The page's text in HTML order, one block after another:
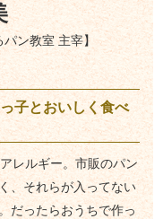
ン教室 主宰】
子とおいしく食べ
レルギー。市販のパン
、それらが入ってない
だったらおうちで作っ